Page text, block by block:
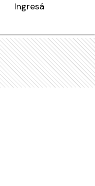
Ingresá